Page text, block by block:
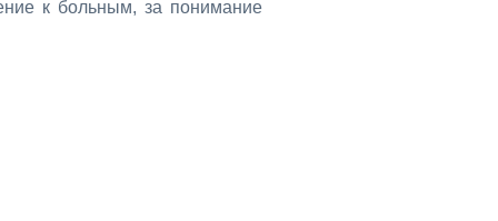
к боль­ным, за по­ни­ма­ние